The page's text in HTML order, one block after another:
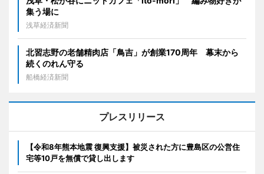
集う場に
浅草経済新聞
北習志野の老舗精肉店「鳥吉」が創業170周年 幕末から
続くのれん守る
船橋経済新聞
プレスリリース
【令和8年熊本地震 復興支援】被災された方に豊島区の公営住
宅等10戸を無償で貸し出します